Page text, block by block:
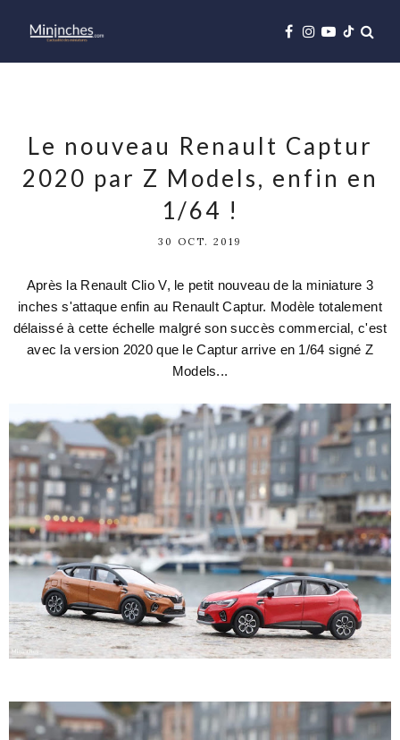
Le nouveau Renault Captur
2020 par Z Models, enfin en
1/64 !
30 OCT. 2019
Après la Renault Clio V, le petit nouveau de la miniature 3
inches s'attaque enfin au Renault Captur. Modèle totalement
délaissé à cette échelle malgré son succès commercial, c'est
avec la version 2020 que le Captur arrive en 1/64 signé Z
Models...